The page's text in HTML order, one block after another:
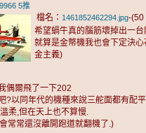
5推
檔名： 1461852462294.jpg-(50
希望蝸牛真的腦筋壞掉出一台
就算是金幣機我也會下定決
金主義)
偶爾飛了一下202
?以同年代的機種來說三舵面都有配
柔,但在天上也不算慢.
常常還沒離開跑道就翻機了.)